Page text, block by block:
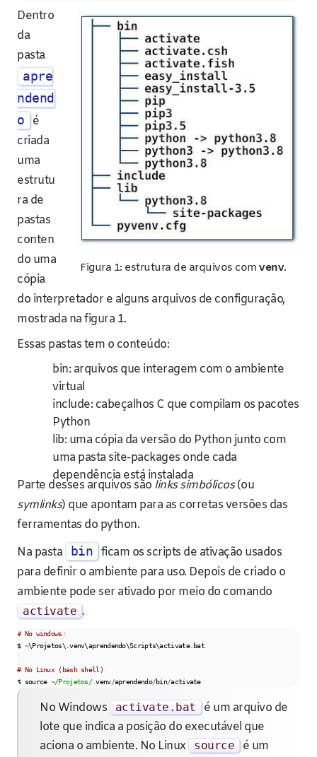
Figura 1: estrutura de arquivos comvenv.
Dentro
da
pasta
apre
ndend
o
é
criada
uma
estrutu
ra de
pastas
conten
do uma
cópia
do interpretador e alguns arquivos de configuração,
mostrada na figura 1.
Essas pastas tem o conteúdo:
bin: arquivos que interagem com o ambiente
virtual
include: cabeçalhos C que compilam os pacotes
Python
lib: uma cópia da versão do Python junto com
uma pasta site-packages onde cada
dependência está instalada
Parte desses arquivos são links simbólicos(ou
symlinks) que apontam para as corretas versões das
ferramentas do python.
Na pasta
bin ficam os scripts de ativação usados
para definir o ambiente para uso. Depois de criado o
ambiente pode ser ativado por meio do comando
activate .
# No windows:
$ ~\Projetos\.venv\aprendendo\Scripts\activate. bat
# No Linux (bash shell)
$ source ~/Projetos/ .venv/aprendendo/bin/activate
No Windows activate . bat
é um arquivo de
lote que indica a posição do executável que
aciona o ambiente. No Linux
source
é um